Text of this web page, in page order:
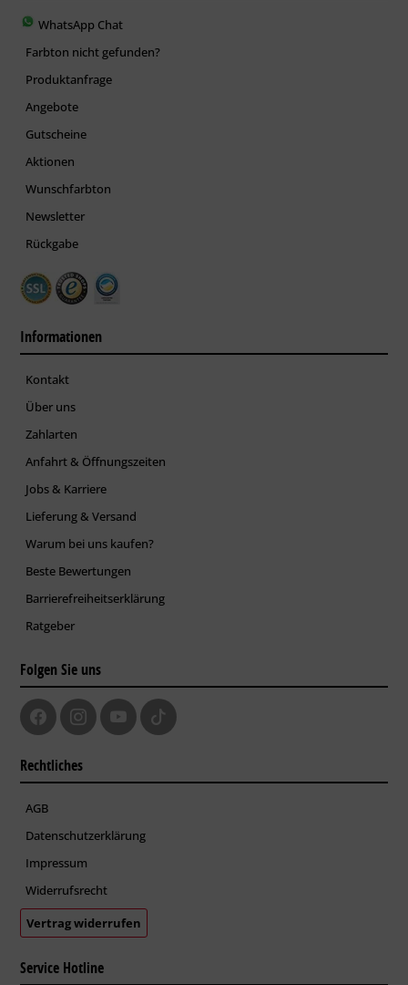
WhatsApp Chat
Farbton nicht gefunden?
Produktanfrage
Angebote
Gutscheine
Aktionen
Wunschfarbton
Newsletter
Rückgabe
Informationen
Kontakt
Über uns
Zahlarten
Anfahrt & Öffnungszeiten
Jobs & Karriere
Lieferung & Versand
Warum bei uns kaufen?
Beste Bewertungen
Barrierefreiheitserklärung
Ratgeber
Folgen Sie uns
Rechtliches
AGB
Datenschutzerklärung
Impressum
Widerrufsrecht
Vertrag widerrufen
Service Hotline